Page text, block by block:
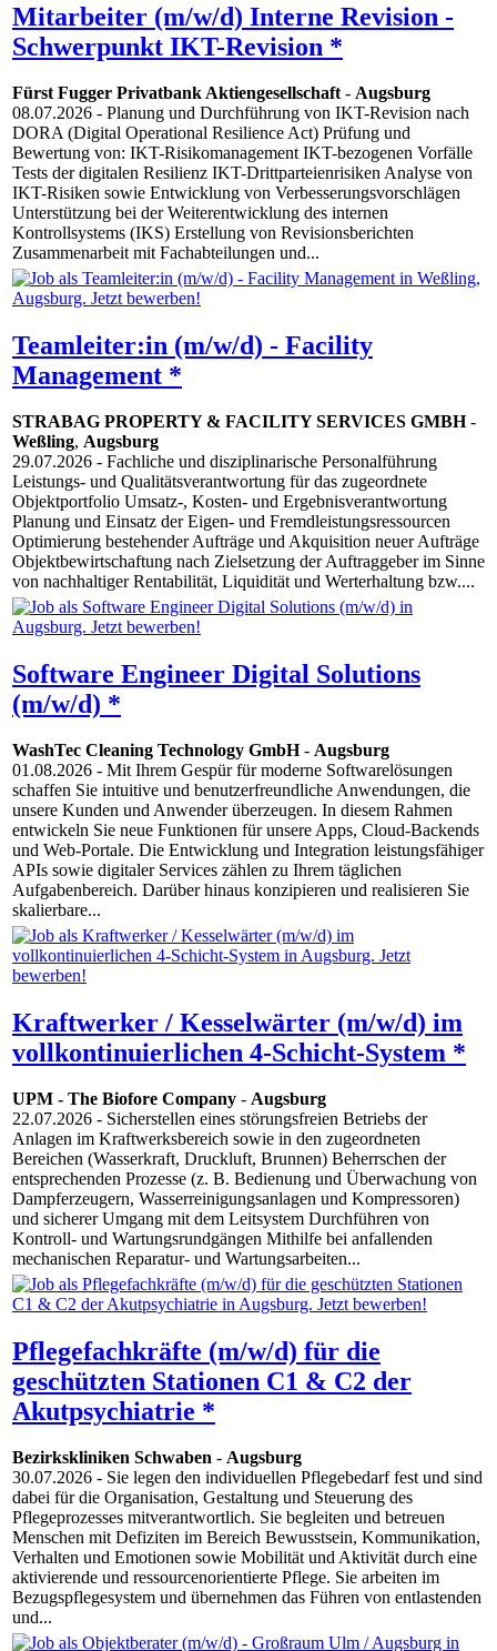
Mitarbeiter (m/w/d) Interne Revision -
Schwerpunkt IKT-Revision *
Fürst Fugger Privatbank Aktiengesellschaft- Augsburg
08.07.2026 - Planung und Durchführung von IKT-Revision nach
DORA (Digital Operational Resilience Act) Prüfung und
Bewertung von: IKT-Risikomanagement IKT-bezogenen Vorfälle
Tests der digitalen Resilienz IKT-Drittparteienrisiken Analyse von
IKT-Risiken sowie Entwicklung von Verbesserungsvorschlägen
Unterstützung bei der Weiterentwicklung des internen
Kontrollsystems (IKS) Erstellung von Revisionsberichten
Zusammenarbeit mit Fachabteilungen und...
Teamleiter:in (m/w/d) - Facility
Management *
STRABAG PROPERTY & FACILITY SERVICES GMBH-
Weßling, Augsburg
29.07.2026 - Fachliche und disziplinarische Personalführung
Leistungs- und Qualitätsverantwortung für das zugeordnete
Objektportfolio Umsatz-, Kosten- und Ergebnisverantwortung
Planung und Einsatz der Eigen- und Fremdleistungsressourcen
Optimierung bestehender Aufträge und Akquisition neuer Aufträge
Objektbewirtschaftung nach Zielsetzung der Auftraggeber im Sinne
von nachhaltiger Rentabilität, Liquidität und Werterhaltung bzw....
Software Engineer Digital Solutions
(m/w/d) *
WashTec Cleaning Technology GmbH- Augsburg
01.08.2026 - Mit Ihrem Gespür für moderne Softwarelösungen
schaffen Sie intuitive und benutzerfreundliche Anwendungen, die
unsere Kunden und Anwender überzeugen. In diesem Rahmen
entwickeln Sie neue Funktionen für unsere Apps, Cloud-Backends
und Web-Portale. Die Entwicklung und Integration leistungsfähiger
APIs sowie digitaler Services zählen zu Ihrem täglichen
Aufgabenbereich. Darüber hinaus konzipieren und realisieren Sie
skalierbare...
Kraftwerker / Kesselwärter (m/w/d) im
vollkontinuierlichen 4-Schicht-System *
UPM - The Biofore Company - Augsburg
22.07.2026 - Sicherstellen eines störungsfreien Betriebs der
Anlagen im Kraftwerksbereich sowie in den zugeordneten
Bereichen (Wasserkraft, Druckluft, Brunnen) Beherrschen der
entsprechenden Prozesse (z. B. Bedienung und Überwachung von
Dampferzeugern, Wasserreinigungsanlagen und Kompressoren)
und sicherer Umgang mit dem Leitsystem Durchführen von
Kontroll- und Wartungsrundgängen Mithilfe bei anfallenden
mechanischen Reparatur- und Wartungsarbeiten...
Pflegefachkräfte (m/w/d) für die
geschützten Stationen C1 & C2 der
Akutpsychiatrie *
Bezirkskliniken Schwaben - Augsburg
30.07.2026 - Sie legen den individuellen Pflegebedarf fest und sind
dabei für die Organisation, Gestaltung und Steuerung des
Pflegeprozesses mitverantwortlich. Sie begleiten und betreuen
Menschen mit Defiziten im Bereich Bewusstsein, Kommunikation,
Verhalten und Emotionen sowie Mobilität und Aktivität durch eine
aktivierende und ressourcenorientierte Pflege. Sie arbeiten im
Bezugspflegesystem und übernehmen das Führen von entlastenden
und...